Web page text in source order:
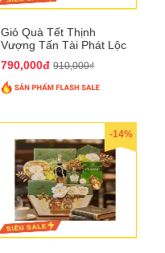
Giỏ Quà Tết Thịnh
Vượng Tấn Tài Phát Lộc
790,000đ 910,000₫
-14%